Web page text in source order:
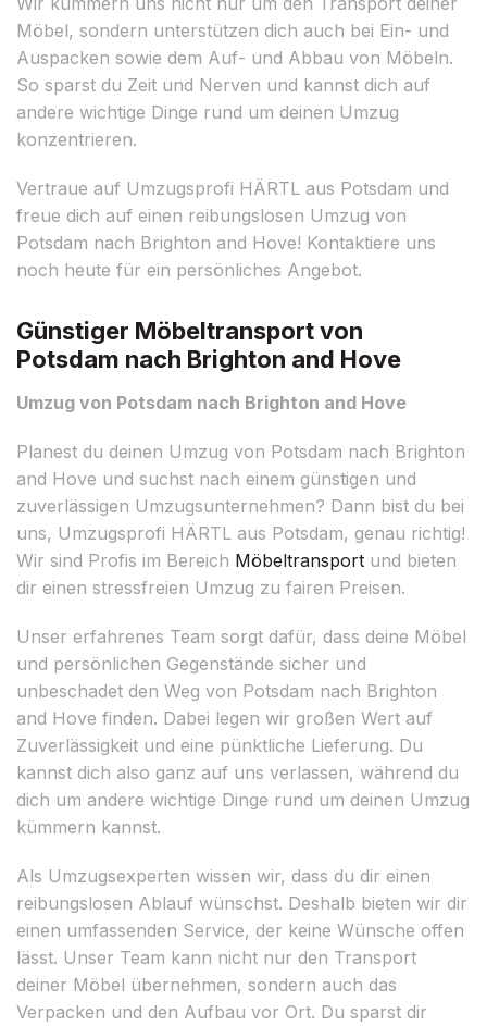
Möbel, sondern unterstützen dich auch bei Ein- und
Auspacken sowie dem Auf- und Abbau von Möbeln.
So sparst du Zeit und Nerven und kannst dich auf
andere wichtige Dinge rund um deinen Umzug
konzentrieren.
Vertraue auf Umzugsprofi HÄRTL aus Potsdam und
freue dich auf einen reibungslosen Umzug von
Potsdam nach Brighton and Hove! Kontaktiere uns
noch heute für ein persönliches Angebot.
Günstiger Möbeltransport von
Potsdam nach Brighton and Hove
Umzug von Potsdam nach Brighton and Hove
Planest du deinen Umzug von Potsdam nach Brighton
and Hove und suchst nach einem günstigen und
zuverlässigen Umzugsunternehmen? Dann bist du bei
uns, Umzugsprofi HÄRTL aus Potsdam, genau richtig!
Wir sind Profis im Bereich Möbeltransport und bieten
dir einen stressfreien Umzug zu fairen Preisen.
Unser erfahrenes Team sorgt dafür, dass deine Möbel
und persönlichen Gegenstände sicher und
unbeschadet den Weg von Potsdam nach Brighton
and Hove finden. Dabei legen wir großen Wert auf
Zuverlässigkeit und eine pünktliche Lieferung. Du
kannst dich also ganz auf uns verlassen, während du
dich um andere wichtige Dinge rund um deinen Umzug
kümmern kannst.
Als Umzugsexperten wissen wir, dass du dir einen
reibungslosen Ablauf wünschst. Deshalb bieten wir dir
einen umfassenden Service, der keine Wünsche offen
lässt. Unser Team kann nicht nur den Transport
deiner Möbel übernehmen, sondern auch das
Verpacken und den Aufbau vor Ort. Du sparst dir